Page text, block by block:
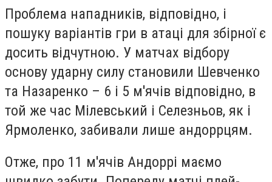
Проблема нападників, відповідно, і
пошуку варіантів гри в атаці для збірної є
досить відчутною. У матчах відбору
основу ударну силу становили Шевченко
та Назаренко – 6 і 5 м'ячів відповідно, в
той же час Мілевський і Селезньов, як і
Ярмоленко, забивали лише андоррцям.
Отже, про 11 м'ячів Андоррі маємо